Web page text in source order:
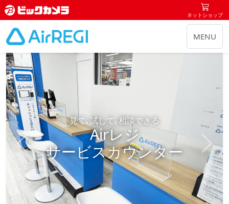
ネットショップ
MENU
見て､試して､相談できる
Airレジ
サービスカウンター
前へ 次へ